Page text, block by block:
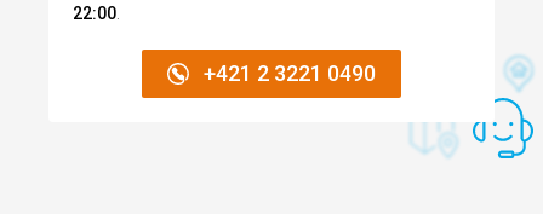
22:00
+421 2 3221 0490